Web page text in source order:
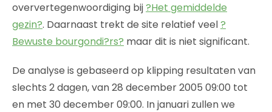
oververtegenwoordiging bij?Het gemiddelde
gezin?. Daarnaast trekt de site relatief veel?
Bewuste bourgondi?rs? maar dit is niet significant.
De analyse is gebaseerd op klipping resultaten van
slechts 2 dagen, van 28 december 2005 09:00 tot
en met 30 december 09:00. In januari zullen we